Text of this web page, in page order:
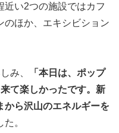
近い2つの施設ではカフ
のほか、エキシビション
み、
「本日は、ポップ
て楽しかったです。新
から沢山のエネルギーを
。